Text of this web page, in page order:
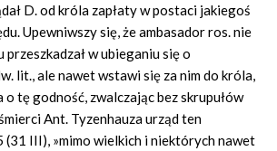
D. od króla zapłaty w postaci jakiegoś
Upewniwszy się, że ambasador ros. nie
przeszkadzał w ubieganiu się o
lit., ale nawet wstawi się za nim do króla,
o tę godność, zwalczając bez skrupułów
Ant. Tyzenhauza urząd ten
(31 III), »mimo wielkich i niektórych nawet